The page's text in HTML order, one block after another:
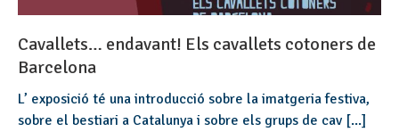
Cavallets… endavant! Els cavallets cotoners de
Barcelona
L’ exposició té una introducció sobre la imatgeria festiva,
sobre el bestiari a Catalunya i sobre els grups de cav [...]